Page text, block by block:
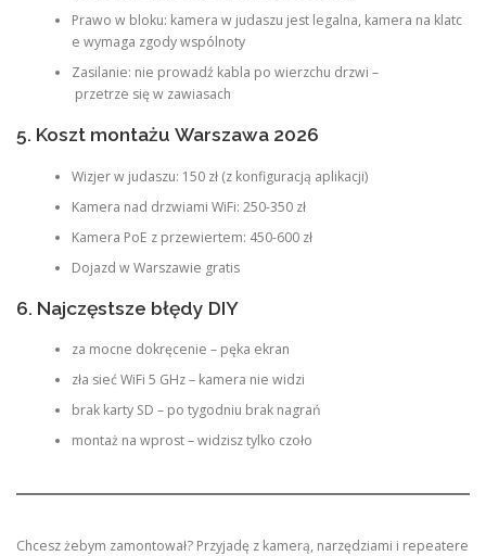
Prawo w bloku: kamera w judaszu jest legalna, kamera na klatc
e wymaga zgody wspólnoty
Zasilanie: nie prowadź kabla po wierzchu drzwi –
przetrze się w zawiasach
5. Koszt montażu Warszawa 2026
Wizjer w judaszu: 150 zł (z konfiguracją aplikacji)
Kamera nad drzwiami WiFi: 250-350 zł
Kamera PoE z przewiertem: 450-600 zł
Dojazd w Warszawie gratis
6. Najczęstsze błędy DIY
za mocne dokręcenie – pęka ekran
zła sieć WiFi 5 GHz – kamera nie widzi
brak karty SD – po tygodniu brak nagrań
montaż na wprost – widzisz tylko czoło
Chcesz żebym zamontował? Przyjadę z kamerą, narzędziami i repeatere